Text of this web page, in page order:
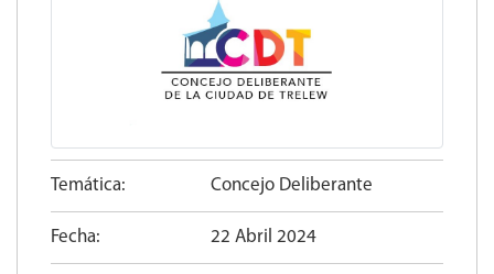
Temática: Concejo Deliberante
Fecha: 22 Abril 2024